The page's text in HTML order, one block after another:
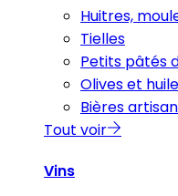
Huitres,
Tielles
Petits pâtés
Olives et
Bières
Tout voir
Vins